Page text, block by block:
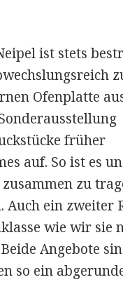
ist stets
Ofenplatte
früher
auf. So ist es
zu
Auch ein zweiter
wie wir sie
Angebote
so ein